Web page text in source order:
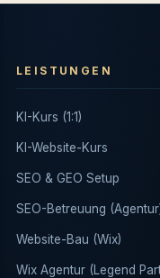
LEISTUNGEN
KI-Kurs (1:1)
KI-Website-Kurs
SEO & GEO Setup
SEO-Betreuung
Website-Bau (Wix)
Wix Agentur (Legend